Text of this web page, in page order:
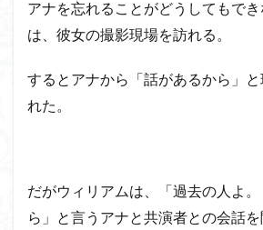
アナを忘れることがどうしてもで
は、彼女の撮影現場を訪れる。
するとアナから「話があるから」と
れた。
だがウィリアムは、「過去の人よ
ら」と言うアナと共演者との会話